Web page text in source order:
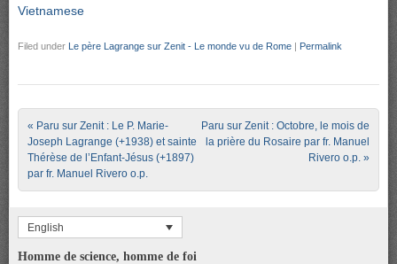
Vietnamese
Filed under Le père Lagrange sur Zenit - Le monde vu de Rome | Permalink
Post navigation
« Paru sur Zenit : Le P. Marie-
Joseph Lagrange (+1938) et sainte
Thérèse de l’Enfant-Jésus (+1897)
par fr. Manuel Rivero o.p.
Paru sur Zenit : Octobre, le mois de
la prière du Rosaire par fr. Manuel
Rivero o.p. »
English
Homme de science, homme de foi